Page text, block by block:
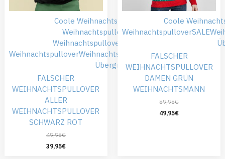
Coole Weihnachtspullover
Falsche
WeihnachtspulloverGünstiger
Weihnachtspullover
WeihnachtspulloverWeihnachtskleidung
Weihnachtspullover
Übergröße
FALSCHER
WEIHNACHTSPULLOVER
ALLER
WEIHNACHTSPULLOVER
SCHWARZ ROT
49,95€
39,95€
Coole
WeihnachtspulloverSALE
FALSCHER
WEIHNACHTSPULLOVER
DAMEN GRÜN
WEIHNACHTSMANN
59,95€
49,95€